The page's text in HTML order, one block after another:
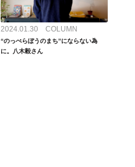
2024.01.30 COLUMN
“のっぺらぼうのまち”にならない為
に。八木毅さん